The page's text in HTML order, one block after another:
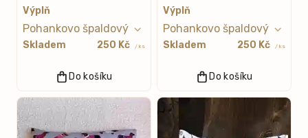
Výplň
Skladem 250 Kč / ks
Do košíku
Výplň
Skladem 250 Kč / ks
Do košíku